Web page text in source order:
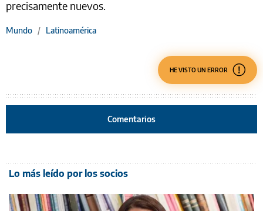
precisamente nuevos.
Mundo / Latinoamérica
HE VISTO UN ERROR
Comentarios
Lo más leído por los socios